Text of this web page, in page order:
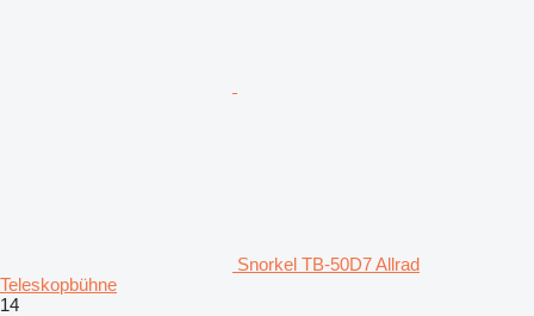
Snorkel TB-50D7 Allrad
Teleskopbühne
14